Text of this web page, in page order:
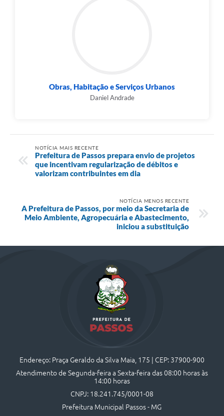
Obras, Habitação e Serviços Urbanos
Daniel Andrade
NOTÍCIA MAIS RECENTE
Prefeitura de Passos prepara envio de projetos
que incentivam regularização de débitos e
valorizam contribuintes em dia
NOTÍCIA MENOS RECENTE
A Prefeitura de Passos, por meio da Secretaria de
Meio Ambiente, Agropecuária e Abastecimento,
iniciou a substituição
Endereço: Praça Geraldo da Silva Maia, 175 | CEP: 37900-900
Atendimento de Segunda-feira a Sexta-feira das 08:00 horas às
14:00 horas
CNPJ: 18.241.745/0001-08
Prefeitura Municipal Passos - MG